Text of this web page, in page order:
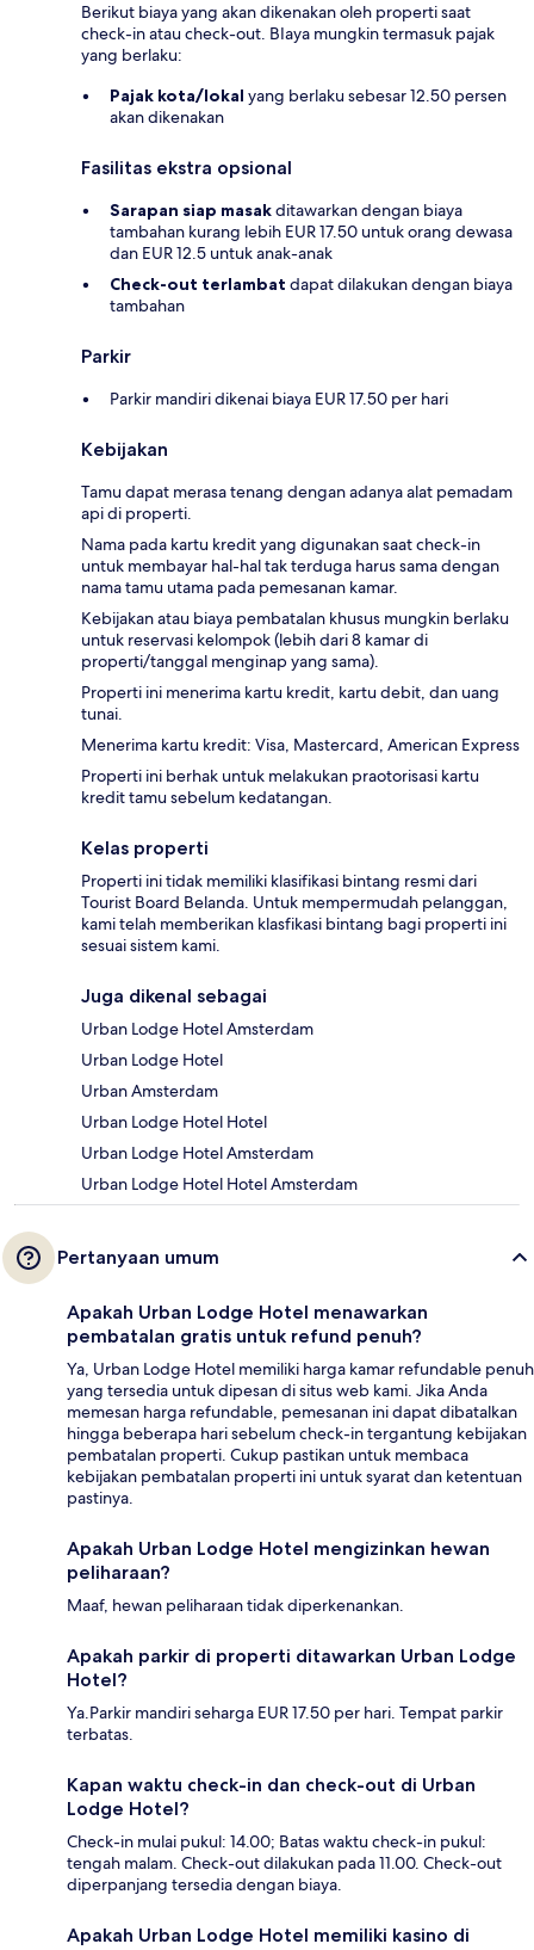
Berikut biaya yang akan dikenakan oleh properti saat
check-in atau check-out. BIaya mungkin termasuk pajak
yang berlaku:
Pajak kota/lokal yang berlaku sebesar 12.50 persen
akan dikenakan
Fasilitas ekstra opsional
Sarapan siap masakditawarkan dengan biaya
tambahan kurang lebih EUR 17.50 untuk orang dewasa
dan EUR 12.5 untuk anak-anak
Check-out terlambat dapat dilakukan dengan biaya
tambahan
Parkir
Parkir mandiri dikenai biaya EUR 17.50 per hari
Kebijakan
Tamu dapat merasa tenang dengan adanya alat pemadam
api di properti.
Nama pada kartu kredit yang digunakan saat check-in
untuk membayar hal-hal tak terduga harus sama dengan
nama tamu utama pada pemesanan kamar.
Kebijakan atau biaya pembatalan khusus mungkin berlaku
untuk reservasi kelompok (lebih dari 8 kamar di
properti/tanggal menginap yang sama).
Properti ini menerima kartu kredit, kartu debit, dan uang
tunai.
Menerima kartu kredit: Visa, Mastercard, American Express
Properti ini berhak untuk melakukan praotorisasi kartu
kredit tamu sebelum kedatangan.
Kelas properti
Properti ini tidak memiliki klasifikasi bintang resmi dari
Tourist Board Belanda. Untuk mempermudah pelanggan,
kami telah memberikan klasfikasi bintang bagi properti ini
sesuai sistem kami.
Juga dikenal sebagai
Urban Lodge Hotel Amsterdam
Urban Lodge Hotel
Urban Amsterdam
Urban Lodge Hotel Hotel
Urban Lodge Hotel Amsterdam
Urban Lodge Hotel Hotel Amsterdam
Pertanyaan umum
Apakah Urban Lodge Hotel menawarkan
pembatalan gratis untuk refund penuh?
Ya, Urban Lodge Hotel memiliki harga kamar refundable penuh
yang tersedia untuk dipesan di situs web kami. Jika Anda
memesan harga refundable, pemesanan ini dapat dibatalkan
hingga beberapa hari sebelum check-in tergantung kebijakan
pembatalan properti. Cukup pastikan untuk membaca
kebijakan pembatalan properti ini untuk syarat dan ketentuan
pastinya.
Apakah Urban Lodge Hotel mengizinkan hewan
peliharaan?
Maaf, hewan peliharaan tidak diperkenankan.
Apakah parkir di properti ditawarkan Urban Lodge
Hotel?
Ya.Parkir mandiri seharga EUR 17.50 per hari. Tempat parkir
terbatas.
Kapan waktu check-in dan check-out di Urban
Lodge Hotel?
Check-in mulai pukul: 14.00; Batas waktu check-in pukul:
tengah malam. Check-out dilakukan pada 11.00. Check-out
diperpanjang tersedia dengan biaya.
Apakah Urban Lodge Hotel memiliki kasino di